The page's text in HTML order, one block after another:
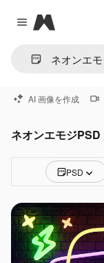
Close menu
Magnific
AI 画像を作成
ネオンエモジPSD
PSD